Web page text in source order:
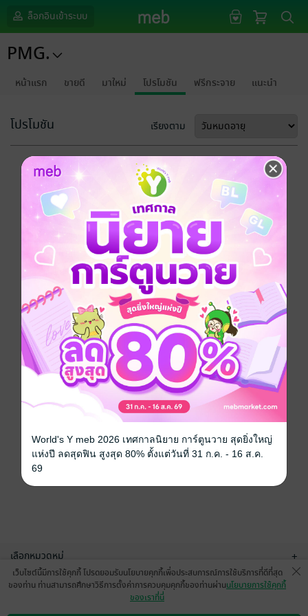
ล็อกอินเข้าระบบ
PMG.
หน้าแรก ขายดี มาใหม่ โปรโมชัน ฟรีกระจาย แนะนำ
โปรโมชัน เรียงตาม
ขออภัยด้วยนะคะ
ไม่พบข้อมูลในหัวข้อที่คุณกำลังชมค่ะ
เลือกหมวดหมู่ +
บริการช่วยเหลือ
เว็บไซต์นี้มีการใช้คุกกี้ โปรดยอมรับนโยบายคุกกี้เพื่อประสบการณ์การใช้บริการที่ดีที่สุด
ของท่าน ท่านสามารถศึกษาวิธีการตั้งค่าการควบคุมคุกกี้ของท่านผ่านนโยบายการใช้คุกกี้
ของเราที่นี่
World's Y meb 2026 เทศกาลนิยาย การ์ตูนวาย สุดยิ่งใหญ่
แห่งปี ลดสุดฟิน สูงสุด 80% ตั้งแต่วันที่ 31 ก.ค. - 16 ส.ค.
69